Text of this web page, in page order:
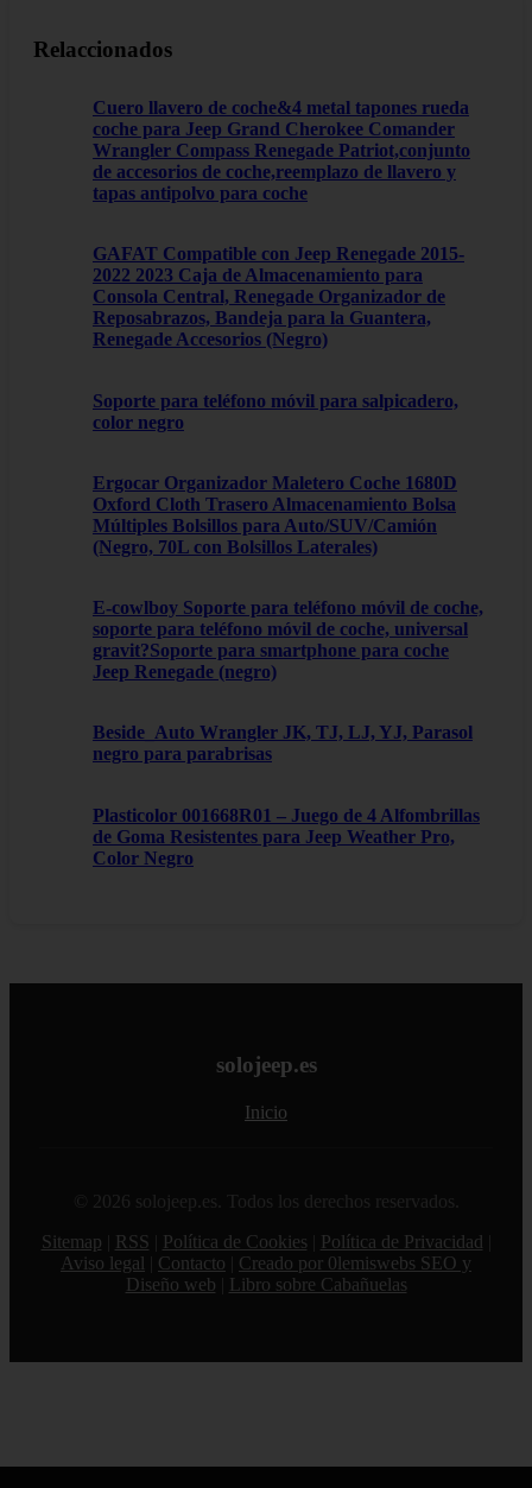
Relaccionados
Cuero llavero de coche&4 metal tapones rueda
coche para Jeep Grand Cherokee Comander
Wrangler Compass Renegade Patriot,conjunto
de accesorios de coche,reemplazo de llavero y
tapas antipolvo para coche
GAFAT Compatible con Jeep Renegade 2015-
2022 2023 Caja de Almacenamiento para
Consola Central, Renegade Organizador de
Reposabrazos, Bandeja para la Guantera,
Renegade Accesorios (Negro)
Soporte para teléfono móvil para salpicadero,
color negro
Ergocar Organizador Maletero Coche 1680D
Oxford Cloth Trasero Almacenamiento Bolsa
Múltiples Bolsillos para Auto/SUV/Camión
(Negro, 70L con Bolsillos Laterales)
E-cowlboy Soporte para teléfono móvil de coche,
soporte para teléfono móvil de coche, universal
gravit?Soporte para smartphone para coche
Jeep Renegade (negro)
Beside_Auto Wrangler JK, TJ, LJ, YJ, Parasol
negro para parabrisas
Plasticolor 001668R01 – Juego de 4 Alfombrillas
de Goma Resistentes para Jeep Weather Pro,
Color Negro
solojeep.es
Inicio
© 2026 solojeep.es. Todos los derechos reservados.
Sitemap
RSS Política de Cookies Política de Privacidad
Aviso legal
Contacto
Creado por 0lemiswebs SEO y
Diseño web
Libro sobre Cabañuelas